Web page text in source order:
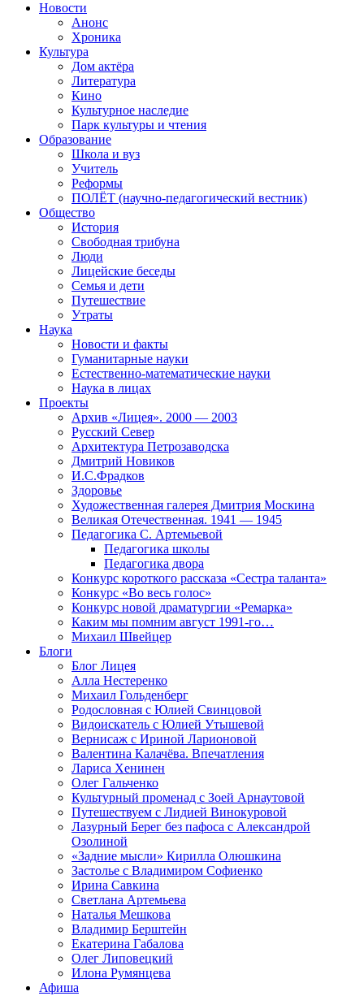
Новости
Анонс
Хроника
Культура
Дом актёра
Литература
Кино
Культурное наследие
Парк культуры и чтения
Образование
Школа и вуз
Учитель
Реформы
ПОЛЁТ (научно-педагогический вестник)
Общество
История
Свободная трибуна
Люди
Лицейские беседы
Семья и дети
Путешествие
Утраты
Наука
Новости и факты
Гуманитарные науки
Естественно-математические науки
Наука в лицах
Проекты
Архив «Лицея». 2000 — 2003
Русский Север
Архитектура Петрозаводска
Дмитрий Новиков
И.С.Фрадков
Здоровье
Художественная галерея Дмитрия Москина
Великая Отечественная. 1941 — 1945
Педагогика С. Артемьевой
Педагогика школы
Педагогика двора
Конкурс короткого рассказа «Сестра таланта»
Конкурс «Во весь голос»
Конкурс новой драматургии «Ремарка»
Каким мы помним август 1991-го…
Михаил Швейцер
Блоги
Блог Лицея
Алла Нестеренко
Михаил Гольденберг
Родословная с Юлией Свинцовой
Видоискатель с Юлией Утышевой
Вернисаж с Ириной Ларионовой
Валентина Калачёва. Впечатления
Лариса Хенинен
Олег Гальченко
Культурный променад с Зоей Арнаутовой
Путешествуем с Лидией Винокуровой
Лазурный Берег без пафоса с Александрой
Озолиной
«Задние мысли» Кирилла Олюшкина
Застолье с Владимиром Софиенко
Ирина Савкина
Светлана Артемьева
Наталья Мешкова
Владимир Берштейн
Екатерина Габалова
Олег Липовецкий
Илона Румянцева
Афиша